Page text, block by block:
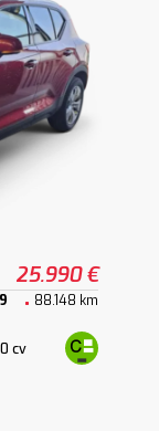
25.990 €
88.148 km
cv